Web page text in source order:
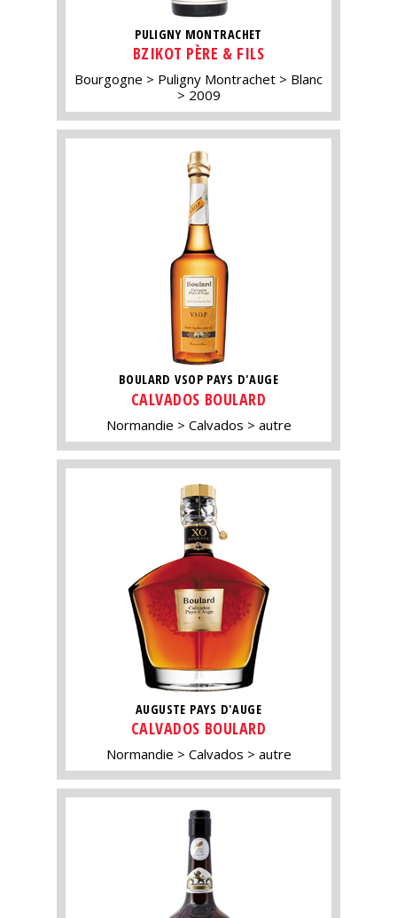
PULIGNY MONTRACHET
BZIKOT PÈRE & FILS
Bourgogne Puligny Montrachet
Blanc
2009
BOULARD VSOP PAYS D'AUGE
CALVADOS BOULARD
Normandie Calvados autre
AUGUSTE PAYS D'AUGE
CALVADOS BOULARD
Normandie Calvados autre